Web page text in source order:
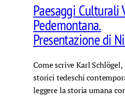
Paesaggi Culturali
Pedemontana.
Presentazione di
Come scrive Karl
storici tedeschi
leggere la storia umana